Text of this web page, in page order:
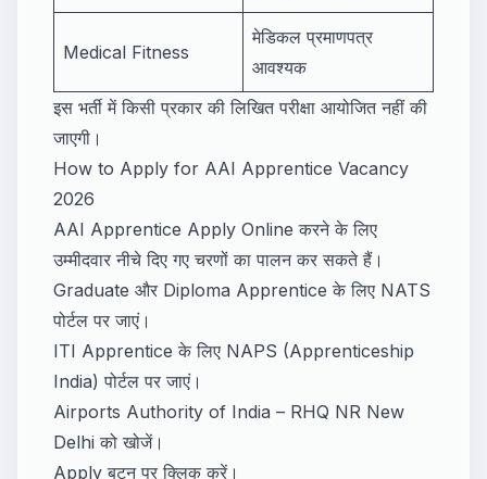
Medical Fitness
मेडिकल प्रमाणपत्र
आवश्यक
इस भर्ती में किसी प्रकार की लिखित परीक्षा आयोजित नहीं की
जाएगी।
How to Apply for AAI Apprentice Vacancy
2026
AAI Apprentice Apply Online करने के लिए
उम्मीदवार नीचे दिए गए चरणों का पालन कर सकते हैं।
Graduate और Diploma Apprentice के लिए NATS
पोर्टल पर जाएं।
ITI Apprentice के लिए NAPS (Apprenticeship
India) पोर्टल पर जाएं।
Airports Authority of India – RHQ NR New
Delhi को खोजें।
Apply बटन पर क्लिक करें।